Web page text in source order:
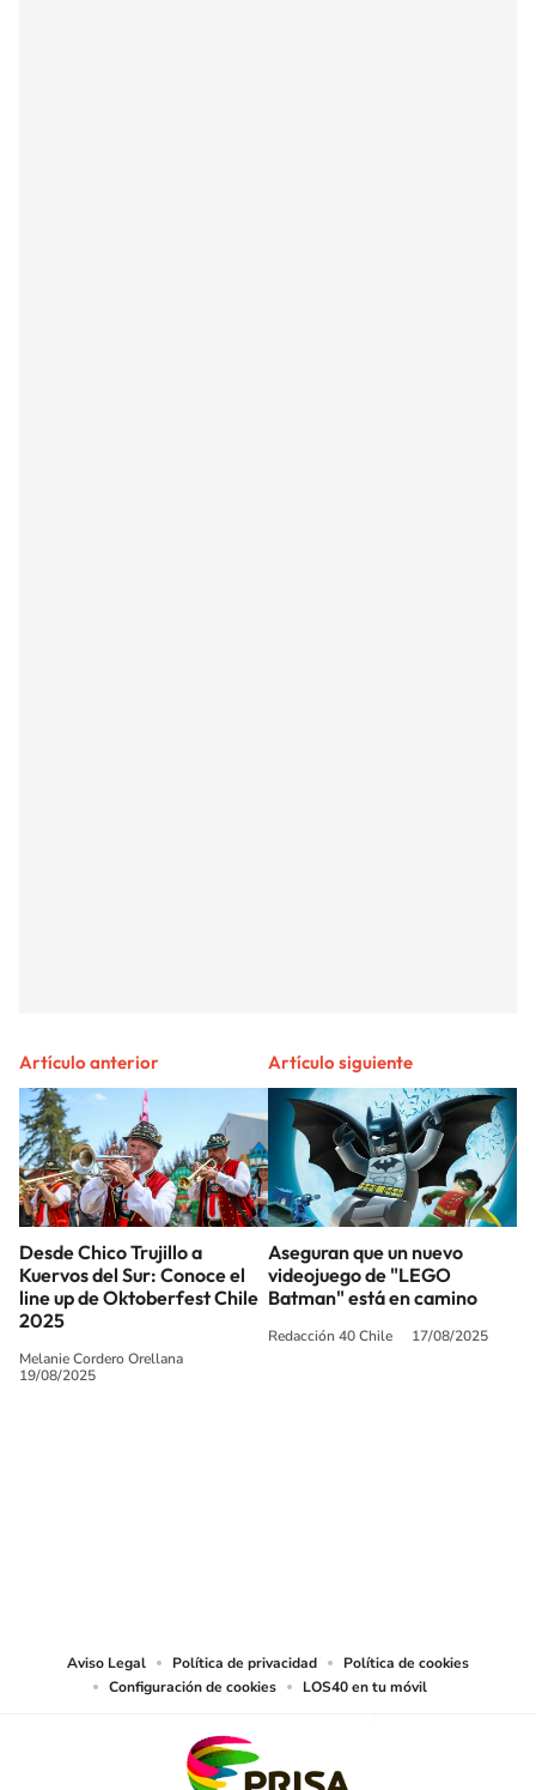
Artículo anterior
Desde Chico Trujillo a
Kuervos del Sur: Conoce el
line up de Oktoberfest Chile
2025
Melanie Cordero Orellana
19/08/2025
Artículo siguiente
Aseguran que un nuevo
videojuego de "LEGO
Batman" está en camino
Redacción 40 Chile 17/08/2025
Aviso Legal Política de privacidad
Política de cookies
Configuración de cookies
LOS40 en tu móvil